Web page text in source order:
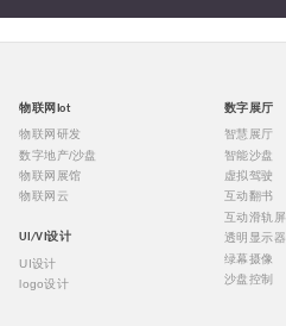
物联网Iot
物联网研发
数字地产/沙盘
物联网展馆
物联网云
UI/VI设计
UI设计
logo设计
数字展厅
智慧展厅
智能沙盘
虚拟驾驶
互动翻书
互动滑轨屏
透明显示器
绿幕摄像
沙盘控制